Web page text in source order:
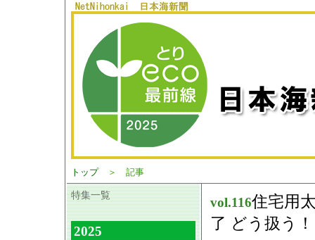
トップ＞ 記事
特集一覧
2025
vol.116住宅用
了 どう扱う